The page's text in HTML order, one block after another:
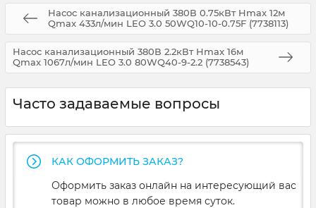
Насос канализационный 380В 0.75кВт Hmax 12м
Qmax 433л/мин LEO 3.0 50WQ10-10-0.75F (7738113)
Насос канализационный 380В 2.2кВт Hmax 16м
Qmax 1067л/мин LEO 3.0 80WQ40-9-2.2 (7738543)
Часто задаваемые вопросы
КАК ОФОРМИТЬ ЗАКАЗ?
Оформить заказ онлайн на интересующий вас
товар можно в любое время суток.